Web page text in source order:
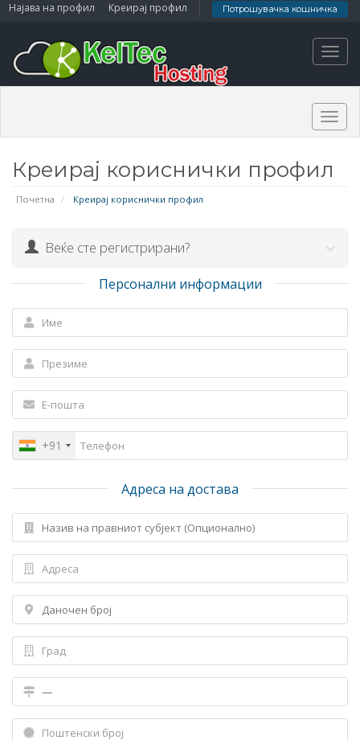
Најава на профил Креирај профил Потрошувачка кошничка
Креирај кориснички профил
Почетна Креирај кориснички профил
Веќе сте регистрирани?
Персонални информации
+91
Адреса на достава